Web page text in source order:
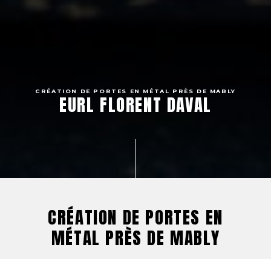
CRÉATION DE PORTES EN MÉTAL PRÈS DE MABLY
EURL FLORENT DAVAL
CRÉATION DE PORTES EN
MÉTAL PRÈS DE MABLY